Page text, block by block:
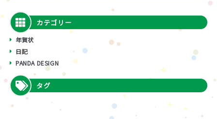
カテゴリー
年賀状
日記
PANDA DESIGN
タグ